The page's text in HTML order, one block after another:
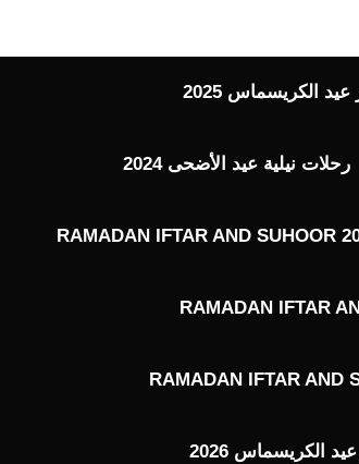
رحلات نيلية عيد الأضحى 2024
RAMADAN IFTAR AND SUHOOR
RAMADAN IFTAR
RAMADAN IFTAR AND